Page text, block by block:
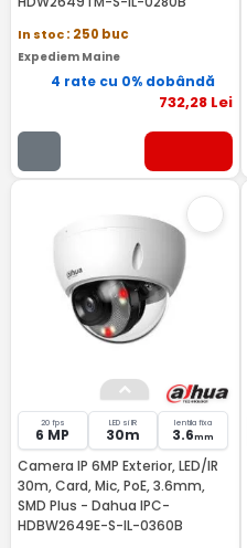
In stoc: 250 buc
Expediem Maine
4 rate cu 0% dobândă
732,28Lei
20 fps
6 MP
LED si IR
30m
lentila fixa
3.6mm
Camera IP 6MP Exterior, LED/IR
30m, Card, Mic, PoE, 3.6mm,
SMD Plus - Dahua IPC-
HDBW2649E-S-IL-0360B